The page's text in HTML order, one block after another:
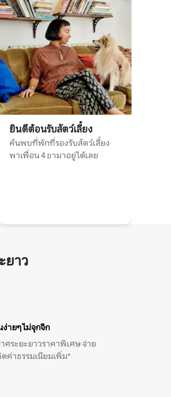
ยินดีต้อนรับสัตว์เลี้ยง
ค้นพบที่พักที่รองรับสัตว์เลี้ยง
พาเพื่อน 4 ขามาอยู่ได้เลย
ยาว
ายๆ ไม่จุกจิก
ระยะยาวราคาพิเศษ จ่าย
ค่าธรรมเนียมเพิ่ม*